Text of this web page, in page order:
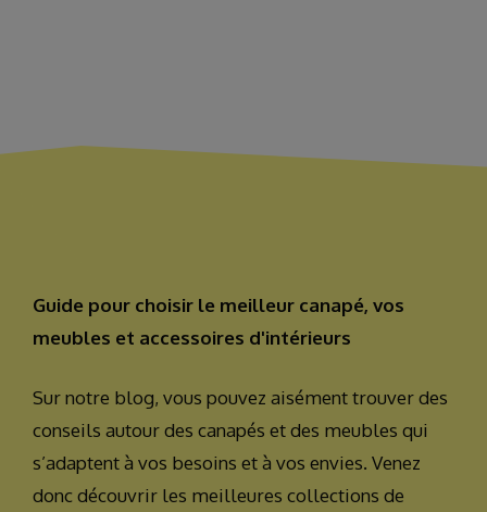
Guide pour choisir le meilleur canapé, vos
meubles et accessoires d'intérieurs
Sur notre blog, vous pouvez aisément trouver des
conseils autour des canapés et des meubles qui
s’adaptent à vos besoins et à vos envies. Venez
donc découvrir les meilleures collections de